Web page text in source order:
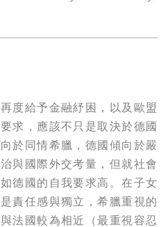
給予金融紓困，以及歐盟
求，應該不只是取決於德國
於同情希臘，德國傾向於嚴
與國際外交考量，但就社會
德國的自我要求高。在子女
責任感與獨立，希臘重視的
法國較為相近（最重視容忍